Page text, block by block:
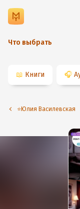
Что выбрать
📖 Книги 🎧
⭐️Юлия Василевская